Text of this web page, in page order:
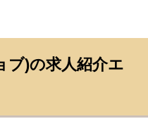
ブ)の求人紹介エ